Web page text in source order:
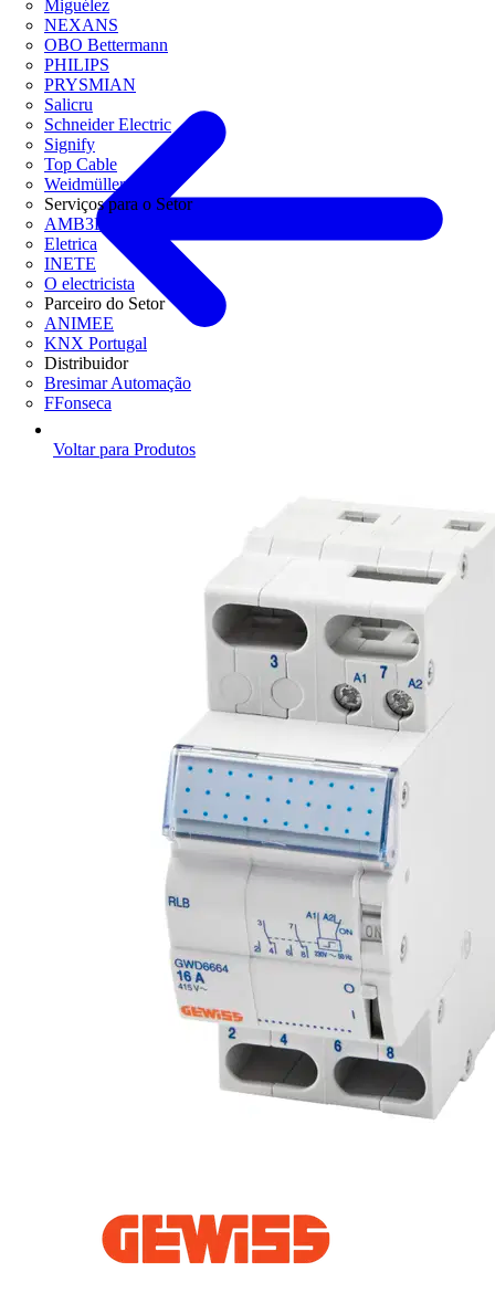
Miguélez
NEXANS
OBO Bettermann
PHILIPS
PRYSMIAN
Salicru
Schneider Electric
Signify
Top Cable
Weidmüller
Serviços para o Setor
AMB3E
Eletrica
INETE
O electricista
Parceiro do Setor
ANIMEE
KNX Portugal
Distribuidor
Bresimar Automação
FFonseca
Voltar para Produtos